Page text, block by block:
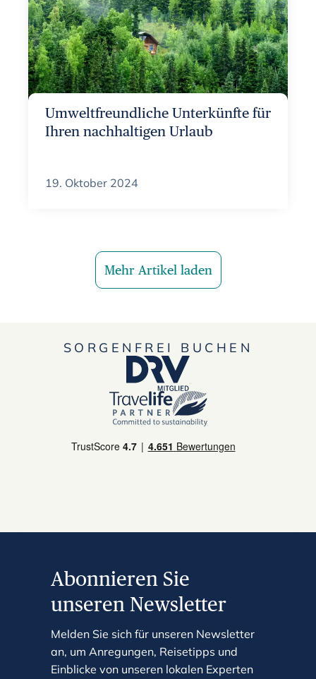
Umweltfreundliche Unterkünfte für
Ihren nachhaltigen Urlaub
19. Oktober 2024
Mehr Artikel laden
SORGENFREI BUCHEN
Abonnieren Sie
unseren Newsletter
Melden Sie sich für unseren Newsletter
an, um Anregungen, Reisetipps und
Einblicke von unseren lokalen Experten